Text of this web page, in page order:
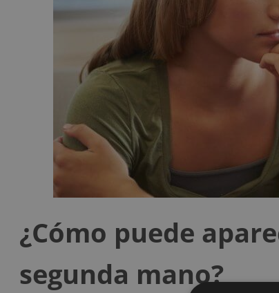
¿Cómo puede
segunda mano?